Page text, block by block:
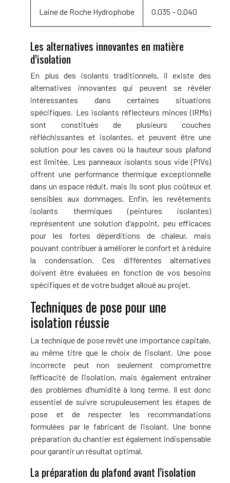
Laine de Roche Hydrophobe 0.035 – 0.040
Les alternatives innovantes en matière
d’isolation
En plus des isolants traditionnels, il existe des
alternatives innovantes qui peuvent se révéler
intéressantes dans certaines situations
spécifiques. Les isolants réflecteurs minces (IRMs)
sont constitués de plusieurs couches
réfléchissantes et isolantes, et peuvent être une
solution pour les caves où la hauteur sous plafond
est limitée. Les panneaux isolants sous vide (PIVs)
offrent une performance thermique exceptionnelle
dans un espace réduit, mais ils sont plus coûteux et
sensibles aux dommages. Enfin, les revêtements
isolants thermiques (peintures isolantes)
représentent une solution d’appoint, peu efficaces
pour les fortes déperditions de chaleur, mais
pouvant contribuer à améliorer le confort et à réduire
la condensation. Ces différentes alternatives
doivent être évaluées en fonction de vos besoins
spécifiques et de votre budget alloué au projet.
Techniques de pose pour une
isolation réussie
La technique de pose revêt une importance capitale,
au même titre que le choix de l’isolant. Une pose
incorrecte peut non seulement compromettre
l’efficacité de l’isolation, mais également entraîner
des problèmes d’humidité à long terme. Il est donc
essentiel de suivre scrupuleusement les étapes de
pose et de respecter les recommandations
formulées par le fabricant de l’isolant. Une bonne
préparation du chantier est également indispensable
pour garantir un résultat optimal.
La préparation du plafond avant l’isolation